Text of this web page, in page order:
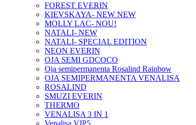
FOREST EVERIN
KIEVSKAYA- NEW NEW
MOLLY LAC- NOU!
NATALI- NEW
NATALI- SPECIAL EDITION
NEON EVERIN
OJA SEMI GDCOCO
Oja semipermanenta Rosalind Rainbow
OJA SEMIPERMANENTA VENALISA
ROSALIND
SMUZI EVERIN
THERMO
VENALISA 3 IN 1
Venalisa VIP5